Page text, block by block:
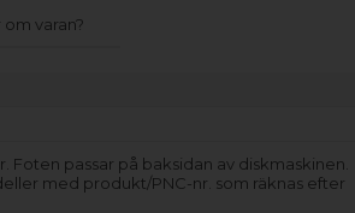
om varan?
Foten passar på baksidan av diskmaskinen.
med produkt/PNC-nr. som räknas efter